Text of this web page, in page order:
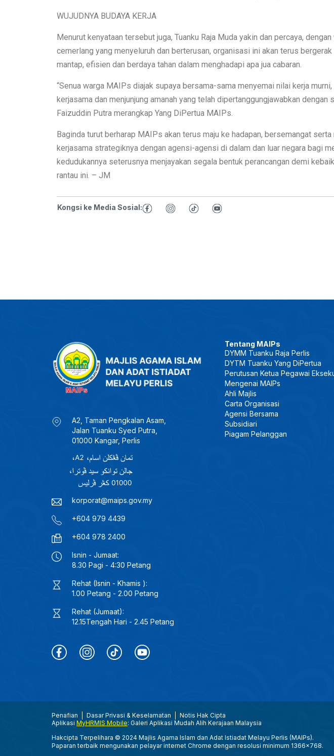
WUJUDNYA BUDAYA KERJA
Menurut kenyataan tersebut juga, Tuanku Raja Muda yakin dan percaya,
cemerlang yang menyeluruh dan berterusan, organisasi ini akan terus
mantap, efisien dan berdaya tahan dalam menghadapi apa jua cabaran.
“Senua warga MAIPs diajak supaya bersama-sama menyemai nilai kerja
kerjasama dan menjunjung amanah yang telah dipertanggungjawabkan dengan
Faizuddin Putra merangkap Yang DiPertua MAIPs.
Baginda turut berharap MAIPs akan terus maju ke hadapan, bersemangat
kerjasama strategiknya dengan agensi-agensi di dalam dan luar negara bagi
kedudukannya seterusnya menjayakan segala bentuk perancangan demi
rantau ini. – JM
Kongsi ke Media Sosial:
A2, Taman Pengkalan Asam,
Jalan Tuanku Syed Putra,
01000 Kangar, Perlis
korporat@maips.gov.my
+604 979 4439
+604 978 2400
Isnin - Jumaat:
8.30 Pagi - 4:30 Petang
Rehat (Isnin - Khamis ):
1.00 Petang - 2.00 Petang
Rehat (Jumaat):
12.15Tengah Hari - 2.45 Petang
Tentang MAIPs
DYMM Tuanku Raja Perlis
DYTM Tuanku Yang DiPertua
Perutusan Ketua Pegawai
Mengenai MAIPs
Ahli Majlis
Carta Organisasi
Agensi Bersama
Subsidiari
Piagam Pelanggan
Penafian Dasar Privasi & Keselamatan
Notis Hak Cipta
Aplikasi MyHRMIS Mobile: Galeri Aplikasi Mudah Alih Kerajaan Malaysia
Hakcipta Terpelihara © 2024 Majlis Agama Islam dan Adat Istiadat Melayu Perlis (MAIPs).
Paparan terbaik mengunakan pelayar internet Chrome dengan resolusi minimum 1366x768.